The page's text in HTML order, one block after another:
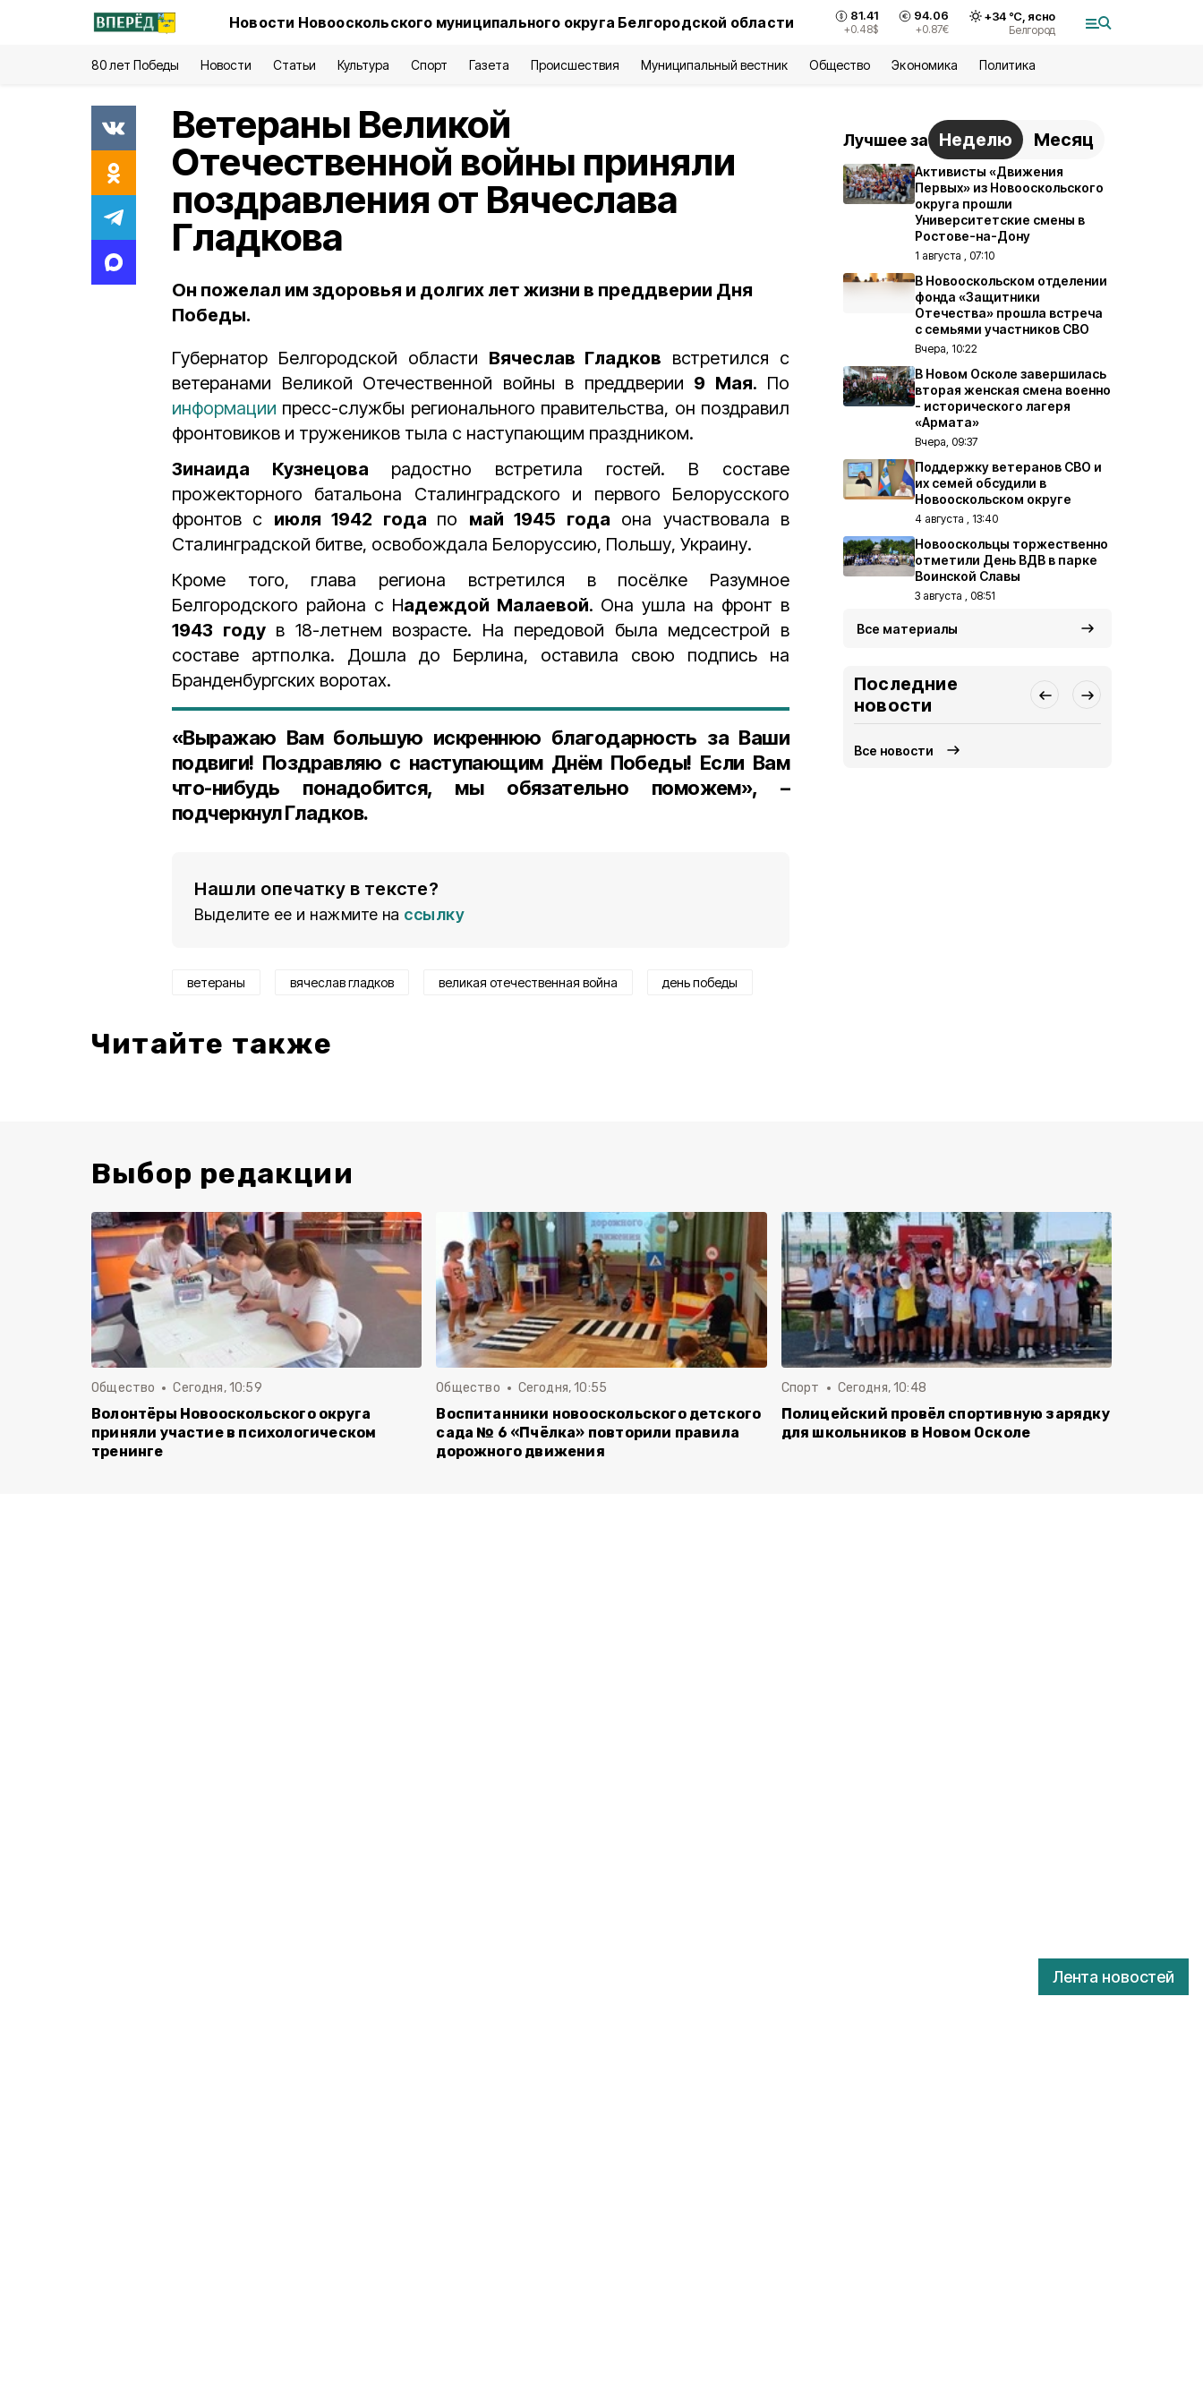
Новости Новооскольского муниципального округа Белгородской области 81.41
+0.48$
94.06
+0.87€
+34°С, ясно
Белгород
80 лет Победы Новости Статьи Культура Спорт Газета Происшествия Муниципальный вестник Общество Экономика Политика
Лента новостей
Ветераны Великой
Отечественной войны приняли
поздравления от Вячеслава
Гладкова
Он пожелал им здоровья и долгих лет жизни в преддверии Дня
Победы.
Губернатор Белгородской области Вячеслав Гладков встретился с
ветеранами Великой Отечественной войны в преддверии 9 Мая. По
информации пресс-службы регионального правительства, он поздравил
фронтовиков и тружеников тыла с наступающим праздником.
Зинаида Кузнецова радостно встретила гостей. В составе
прожекторного батальона Сталинградского и первого Белорусского
фронтов с июля 1942 года по май 1945 года она участвовала в
Сталинградской битве, освобождала Белоруссию, Польшу, Украину.
Кроме того, глава региона встретился в посёлке Разумное
Белгородского района с Надеждой Малаевой. Она ушла на фронт в
1943 годув 18-летнем возрасте. На передовой была медсестрой в
составе артполка. Дошла до Берлина, оставила свою подпись на
Бранденбургских воротах.
«Выражаю Вам большую искреннюю благодарность за Ваши
подвиги! Поздравляю с наступающим Днём Победы! Если Вам
что-нибудь понадобится, мы обязательно поможем», –
подчеркнул Гладков.
Нашли опечатку в тексте?
Выделите ее и нажмите на ссылку
ветераны вячеслав гладков великая отечественная война день победы
Читайте также
Лучшее за Неделю Месяц
Активисты «Движения
Первых» из Новооскольского
округа прошли
Университетские смены в
Ростове-на-Дону
1 августа , 07:10
В Новооскольском отделении
фонда «Защитники
Отечества» прошла встреча
с семьями участников СВО
Вчера, 10:22
В Новом Осколе завершилась
вторая женская смена военно
- исторического лагеря
«Армата»
Вчера, 09:37
Поддержку ветеранов СВО и
их семей обсудили в
Новооскольском округе
4 августа , 13:40
Новооскольцы торжественно
отметили День ВДВ в парке
Воинской Славы
3 августа , 08:51
Все материалы
Последние
новости
Все новости
Выбор редакции
Общество Сегодня, 10:59
Волонтёры Новооскольского округа
приняли участие в психологическом
тренинге
Общество Сегодня, 10:55
Воспитанники новооскольского детского
сада № 6 «Пчёлка» повторили правила
дорожного движения
Спорт Сегодня, 10:48
Полицейский провёл спортивную зарядку
для школьников в Новом Осколе